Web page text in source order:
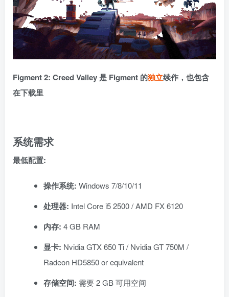
Figment 2: Creed Valley 是 Figment 的独立续作，也包含
在下载里
系统需求
最低配置:
操作系统: Windows 7/8/10/11
处理器: Intel Core i5 2500 / AMD FX 6120
内存: 4 GB RAM
显卡: Nvidia GTX 650 Ti / Nvidia GT 750M /
Radeon HD5850 or equivalent
存储空间: 需要 2 GB 可用空间